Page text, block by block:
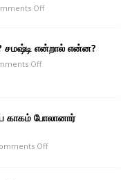
Off
சமஷ்டி என்றால் என்ன?
Off
காகம் போலானார்
Off